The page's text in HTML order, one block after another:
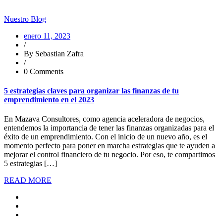
Nuestro Blog
enero 11, 2023
/
By Sebastian Zafra
/
0 Comments
5 estrategias claves para organizar las finanzas de tu
emprendimiento en el 2023
En Mazava Consultores, como agencia aceleradora de negocios,
entendemos la importancia de tener las finanzas organizadas para el
éxito de un emprendimiento. Con el inicio de un nuevo año, es el
momento perfecto para poner en marcha estrategias que te ayuden a
mejorar el control financiero de tu negocio. Por eso, te compartimos
5 estrategias […]
READ MORE